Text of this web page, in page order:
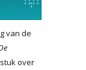
van de
over